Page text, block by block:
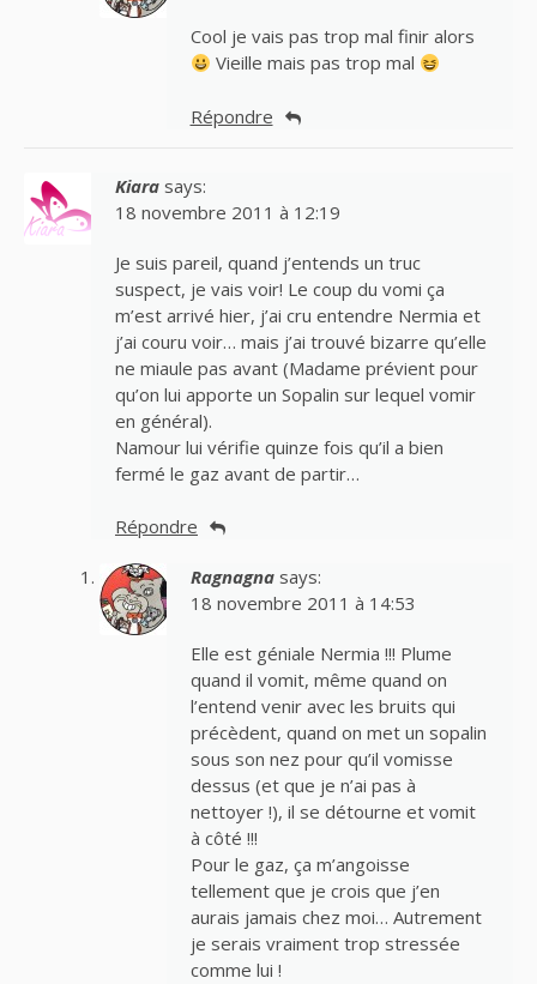
Cool je vais pas trop mal finir alors
Vieille mais pas trop mal
Répondre
Kiara says:
18 novembre 2011 à 12:19
Je suis pareil, quand j’entends un truc
suspect, je vais voir! Le coup du vomi ça
m’est arrivé hier, j’ai cru entendre Nermia et
j’ai couru voir… mais j’ai trouvé bizarre qu’elle
ne miaule pas avant (Madame prévient pour
qu’on lui apporte un Sopalin sur lequel vomir
en général).
Namour lui vérifie quinze fois qu’il a bien
fermé le gaz avant de partir…
Répondre
Ragnagna says:
18 novembre 2011 à 14:53
Elle est géniale Nermia !!! Plume
quand il vomit, même quand on
l’entend venir avec les bruits qui
précèdent, quand on met un sopalin
sous son nez pour qu’il vomisse
dessus (et que je n’ai pas à
nettoyer !), il se détourne et vomit
à côté !!!
Pour le gaz, ça m’angoisse
tellement que je crois que j’en
aurais jamais chez moi… Autrement
je serais vraiment trop stressée
comme lui !